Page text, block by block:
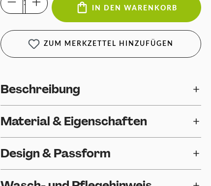
IN DEN WARENKORB
ZUM MERKZETTEL HINZUFÜGEN
Beschreibung
Material & Eigenschaften
Design & Passform